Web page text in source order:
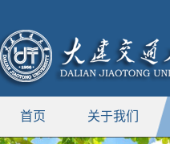
首页 关于我们